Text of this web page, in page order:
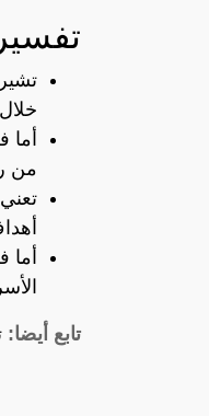
أما
من
أما
تابع أيضا: